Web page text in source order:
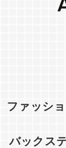
ファッシ
バックス